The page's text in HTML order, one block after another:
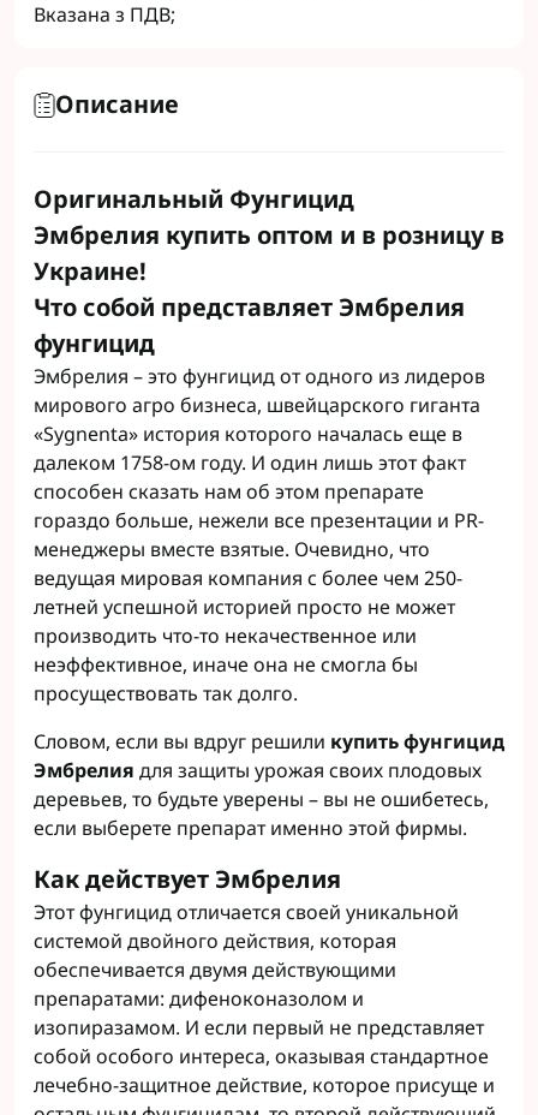
Вказана з ПДВ;
Описание
Оригинальный Фунгицид
Эмбрелия купить оптом и в розницу в
Украине!
Что собой представляет Эмбрелия
фунгицид
Эмбрелия – это фунгицид от одного из лидеров
мирового агро бизнеса, швейцарского гиганта
«Sygnenta» история которого началась еще в
далеком 1758-ом году. И один лишь этот факт
способен сказать нам об этом препарате
гораздо больше, нежели все презентации и PR-
менеджеры вместе взятые. Очевидно, что
ведущая мировая компания с более чем 250-
летней успешной историей просто не может
производить что-то некачественное или
неэффективное, иначе она не смогла бы
просуществовать так долго.
Словом, если вы вдруг решили купить фунгицид
Эмбрелия для защиты урожая своих плодовых
деревьев, то будьте уверены – вы не ошибетесь,
если выберете препарат именно этой фирмы.
Как действует Эмбрелия
Этот фунгицид отличается своей уникальной
системой двойного действия, которая
обеспечивается двумя действующими
препаратами: дифеноконазолом и
изопиразамом. И если первый не представляет
собой особого интереса, оказывая стандартное
лечебно-защитное действие, которое присуще и